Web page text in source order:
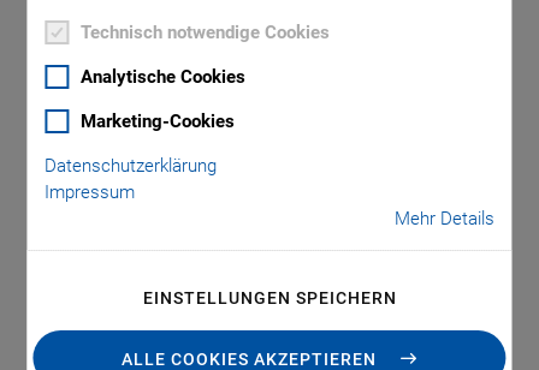
Technisch notwendige Cookies
Analytische Cookies
Marketing-Cookies
Datenschutzerklärung
Impressum
Mehr Details
EINSTELLUNGEN SPEICHERN
ALLE COOKIES AKZEPTIEREN
Author: Dr. Cliff
Jolliffe